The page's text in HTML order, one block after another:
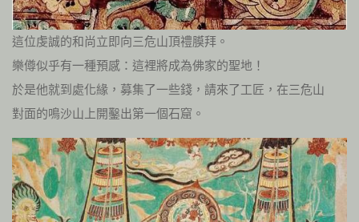
這位虔誠的和尚立即向三危山頂禮膜拜。
樂僔似乎有一種預感：這裡將成為佛家的聖地！
於是他就到處化緣，募集了一些錢，請來了工匠，在三危山
對面的鳴沙山上開鑿出第一個石窟。